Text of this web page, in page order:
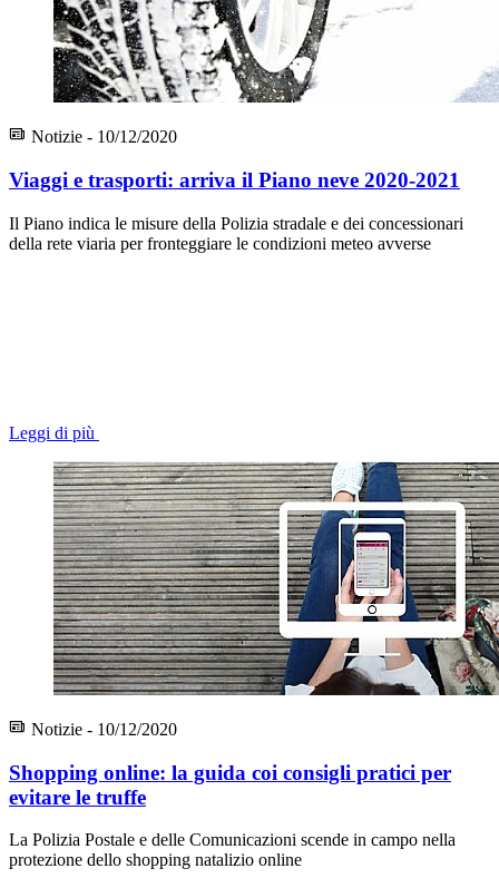
Notizie - 10/12/2020
Viaggi e trasporti: arriva il Piano neve 2020-2021
Il Piano indica le misure della Polizia stradale e dei concessionari
della rete viaria per fronteggiare le condizioni meteo avverse
Leggi di più
Notizie - 10/12/2020
Shopping online: la guida coi consigli pratici per
evitare le truffe
La Polizia Postale e delle Comunicazioni scende in campo nella
protezione dello shopping natalizio online